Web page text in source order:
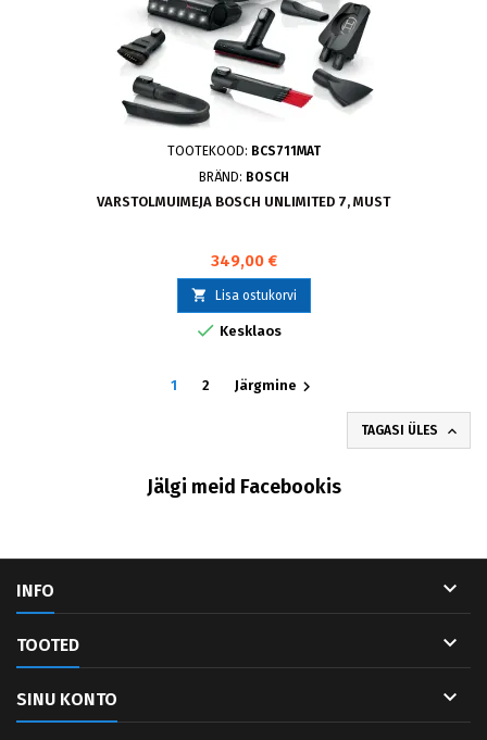
TOOTEKOOD: BCS711MAT
BRÄND: BOSCH
VARSTOLMUIMEJA BOSCH UNLIMITED 7, MUST
349,00 €
 Lisa ostukorvi
 Kesklaos
1 2 Järgmine 
TAGASI ÜLES 
Jälgi meid Facebookis
INFO 
TOOTED 
SINU KONTO 